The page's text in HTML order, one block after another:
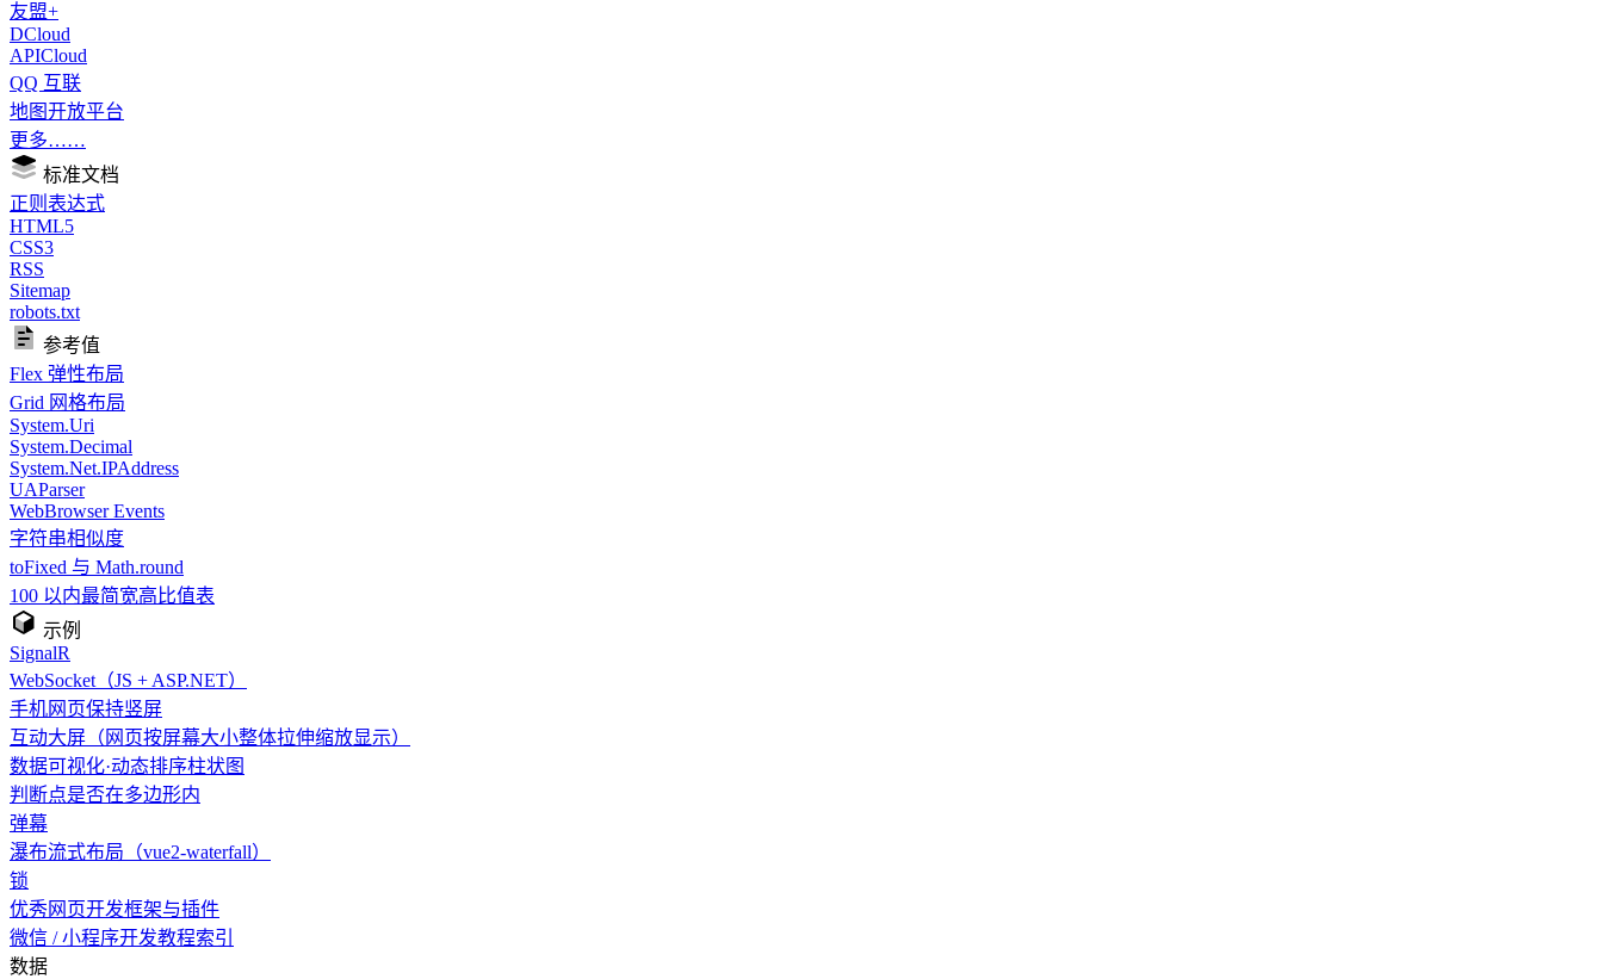
友盟+
DCloud
APICloud
QQ 互联
地图开放平台
更多……
标准文档
正则表达式
HTML5
CSS3
RSS
Sitemap
robots.txt
参考值
Flex 弹性布局
Grid 网格布局
System.Uri
System.Decimal
System.Net.IPAddress
UAParser
WebBrowser Events
字符串相似度
toFixed 与 Math.round
100 以内最简宽高比值表
示例
SignalR
WebSocket（JS + ASP.NET）
手机网页保持竖屏
互动大屏（网页按屏幕大小整体拉伸缩放显示）
数据可视化·动态排序柱状图
判断点是否在多边形内
弹幕
瀑布流式布局（vue2-waterfall）
锁
优秀网页开发框架与插件
微信 / 小程序开发教程索引
数据